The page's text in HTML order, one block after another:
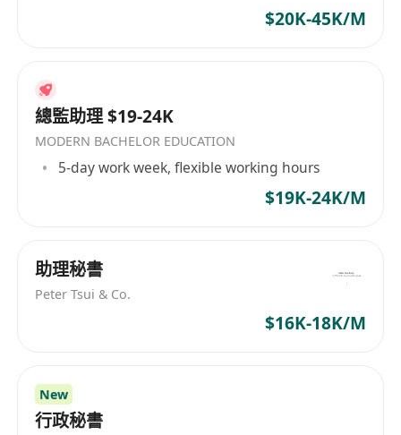
$20K-45K/M
總監助理 $19-24K
MODERN BACHELOR EDUCATION
5-day work week, flexible working hours
$19K-24K/M
助理秘書
Peter Tsui & Co.
$16K-18K/M
New
行政秘書